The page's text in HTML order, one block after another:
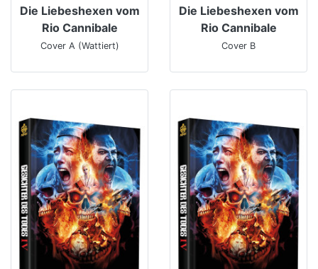
Die Liebeshexen vom
Rio Cannibale
Cover A (Wattiert)
Die Liebeshexen vom
Rio Cannibale
Cover B